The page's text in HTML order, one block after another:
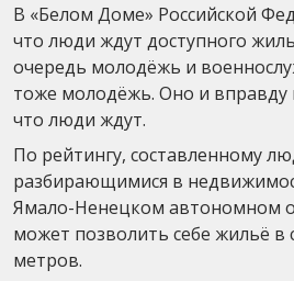
В «Белом Доме» Российской
что люди ждут доступного
очередь молодёжь и
тоже молодёжь. Оно и вправду
что люди ждут.
По рейтингу, составленному
разбирающимися в
Ямало-Ненецком автономном
может позволить себе жильё в
метров.